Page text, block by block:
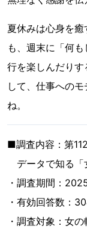
夏休みは心身を
も、週末に「何
行を楽しんだり
して、仕事への
ね。
■調査内容：第
データで知る「
・調査期間：
・有効回答数：
・調査対象：女